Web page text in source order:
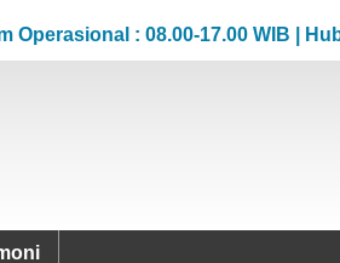
: 08.00-17.00 WIB | Hub WA